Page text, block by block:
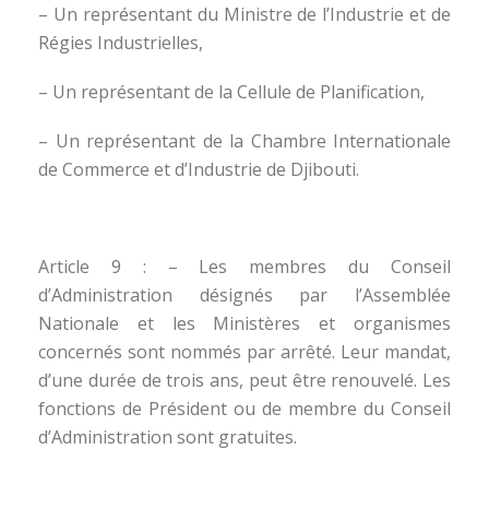
– Un représentant du Ministre de l’Industrie et de
Régies Industrielles,
– Un représentant de la Cellule de Planification,
– Un représentant de la Chambre Internationale
de Commerce et d’Industrie de Djibouti.
Article 9 : – Les membres du Conseil
d’Administration désignés par l’Assemblée
Nationale et les Ministères et organismes
concernés sont nommés par arrêté. Leur mandat,
d’une durée de trois ans, peut être renouvelé. Les
fonctions de Président ou de membre du Conseil
d’Administration sont gratuites.